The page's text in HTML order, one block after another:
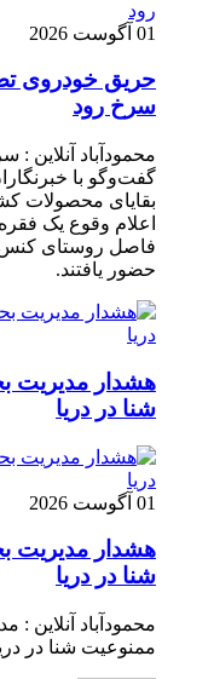
01 آگوست 2026
حریق خودروی
سرخ رود
محمودآباد آنلاین
گفت‌وگو با
بقایای محصولات
اعلام وقوع یک
فاصل روستای کنس
حضور یافتند.
هشدار مدیریت
شنا در دریا
01 آگوست 2026
هشدار مدیریت
شنا در دریا
محمودآباد آنلاین :
ممنوعیت شنا در